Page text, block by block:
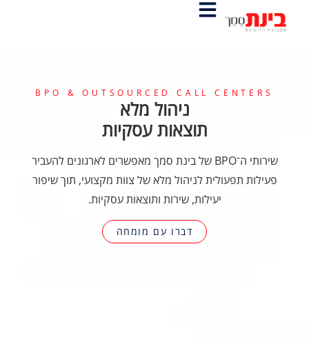
BPO & OUTSOURCED CALL CENTERS
ניהול מלא
תוצאות עסקיות
שירותי ה־BPO של בינת סמך מאפשרים לארגונים להעביר
פעילות תפעולית לניהול מלא של צוות מקצועי, תוך שיפור
יעילות, שירות ותוצאות עסקיות.
דברו עם מומחה